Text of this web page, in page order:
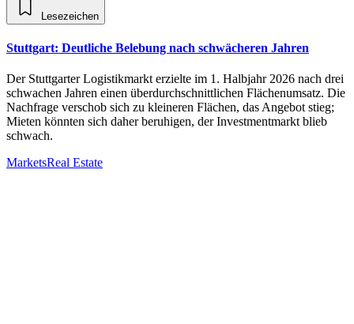
Lesezeichen
Stuttgart: Deutliche Belebung nach schwächeren Jahren
Der Stuttgarter Logistikmarkt erzielte im 1. Halbjahr 2026 nach drei
schwachen Jahren einen überdurchschnittlichen Flächenumsatz. Die
Nachfrage verschob sich zu kleineren Flächen, das Angebot stieg;
Mieten könnten sich daher beruhigen, der Investmentmarkt blieb
schwach.
MarketsReal Estate